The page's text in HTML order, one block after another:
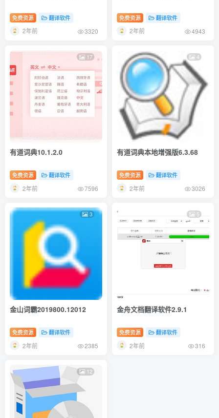
免费资源 翻译软件
2年前 3320
免费资源 翻译软件
2年前 4943
17
有道词典10.1.2.0
免费资源 翻译软件
2年前 7596
4
有道词典本地增强版6.3.68
免费资源 翻译软件
2年前 3026
3
金山词霸2019800.12012
免费资源 翻译软件
2年前 2385
5
金舟文档翻译软件2.9.1
免费资源 翻译软件
2年前 316
12